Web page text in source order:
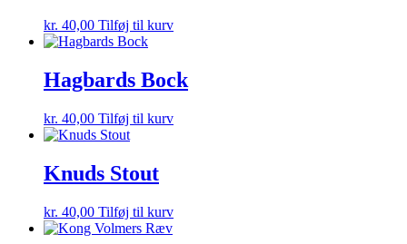
kr. 40,00 Tilføj til kurv
Hagbards Bock
kr. 40,00 Tilføj til kurv
Knuds Stout
kr. 40,00 Tilføj til kurv